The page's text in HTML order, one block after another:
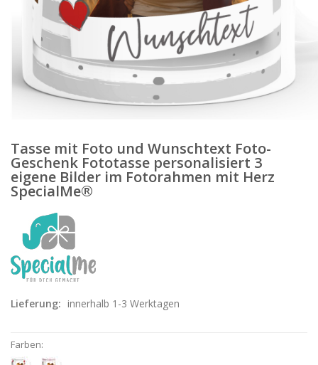
Tasse mit Foto und Wunschtext Foto-
Geschenk Fototasse personalisiert 3
eigene Bilder im Fotorahmen mit Herz
SpecialMe®
Lieferung: innerhalb 1-3 Werktagen
Farben: